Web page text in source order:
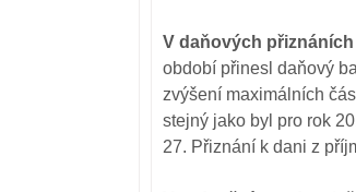
V daňových
období přinesl daňový
zvýšení maximálních
stejný jako byl pro rok
27. Přiznání k dani z